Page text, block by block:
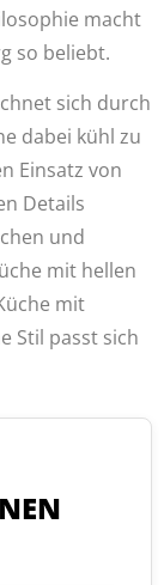
macht
so beliebt.
sich durch
dabei kühl zu
Einsatz von
Details
und
mit hellen
mit
Stil passt sich